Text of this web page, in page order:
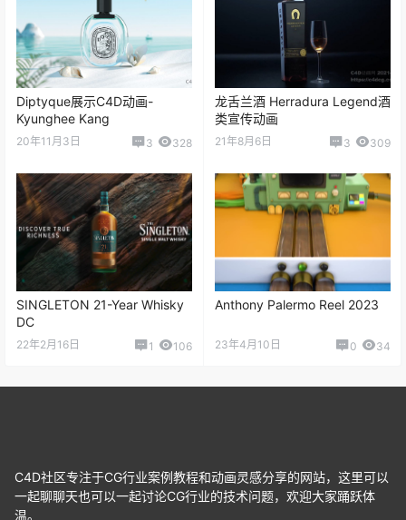
Diptyque展示C4D动画-
Kyunghee Kang
20年11月3日 3 328
龙舌兰酒 Herradura Legend酒
类宣传动画
21年8月6日 3 309
SINGLETON 21-Year Whisky
DC
22年2月16日 1 106
Anthony Palermo Reel 2023
23年4月10日 0 34
C4D社区专注于CG行业案例教程和动画灵感分享的网站，这里可以
一起聊聊天也可以一起讨论CG行业的技术问题，欢迎大家踊跃体
温。